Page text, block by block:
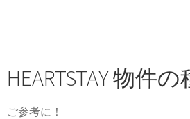
HEARTSTAY 物件
ご参考に！